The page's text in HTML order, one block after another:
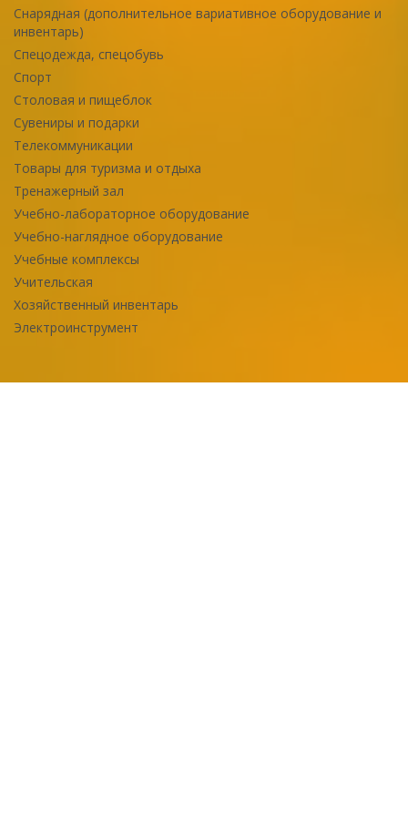
Снарядная (дополнительное вариативное оборудование и
инвентарь)
Спецодежда, спецобувь
Спорт
Столовая и пищеблок
Сувениры и подарки
Телекоммуникации
Товары для туризма и отдыха
Тренажерный зал
Учебно-лабораторное оборудование
Учебно-наглядное оборудование
Учебные комплексы
Учительская
Хозяйственный инвентарь
Электроинструмент